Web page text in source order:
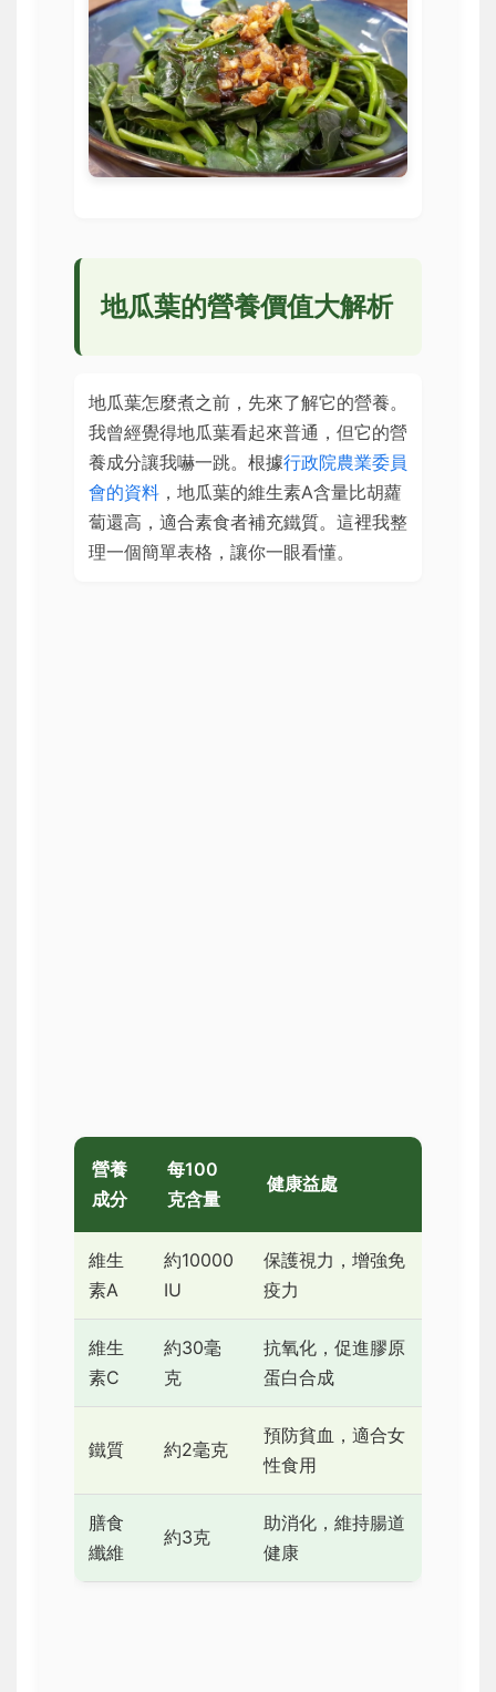
地瓜葉的營養價值大解析
地瓜葉怎麼煮之前，先來了解它的營養。
我曾經覺得地瓜葉看起來普通，但它的營
養成分讓我嚇一跳。根據行政院農業委員
會的資料，地瓜葉的維生素A含量比胡蘿
蔔還高，適合素食者補充鐵質。這裡我整
理一個簡單表格，讓你一眼看懂。
營養
成分
每100
克含量
健康益處
維生
素A
約10000
IU
保護視力，增強免
疫力
維生
素C
約30毫
克
抗氧化，促進膠原
蛋白合成
鐵質 約2毫克
預防貧血，適合女
性食用
膳食
纖維
約3克
助消化，維持腸道
健康